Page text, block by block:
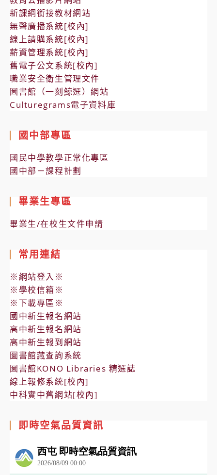
新課綱銜接教材網站
無聲廣播系統[校內]
線上請購系統[校內]
薪資管理系統[校內]
舊電子公文系統[校內]
職業安全衛生管理文件
圖書館（一刻鯨選）網站
Culturegrams電子資料庫
國中部專區
國民中學教學正常化專區
國中部－課程計劃
畢業生專區
畢業生/在校生文件申請
常用連結
※網站登入※
※學校信箱※
※下載專區※
國中新生報名網站
高中新生報名網站
高中新生報到網站
圖書館藏查詢系統
圖書館KONO Libraries 精選誌
線上報修系統[校內]
中科實中舊網站[校內]
即時空氣品質資訊